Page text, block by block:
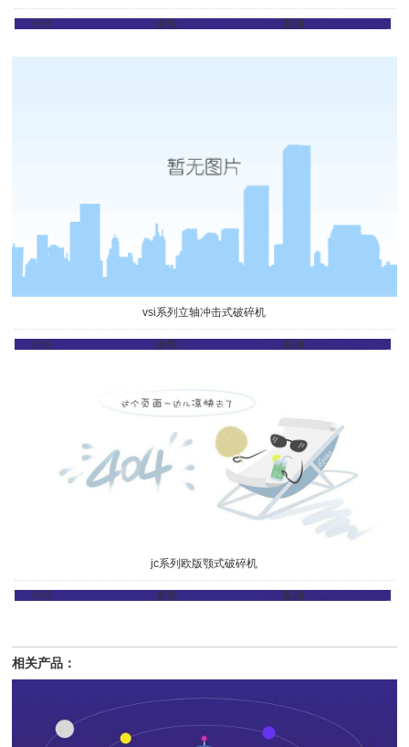
介绍 参数 案例
vsi系列立轴冲击式破碎机
介绍 参数 案例
jc系列欧版颚式破碎机
介绍 参数 案例
相关产品：